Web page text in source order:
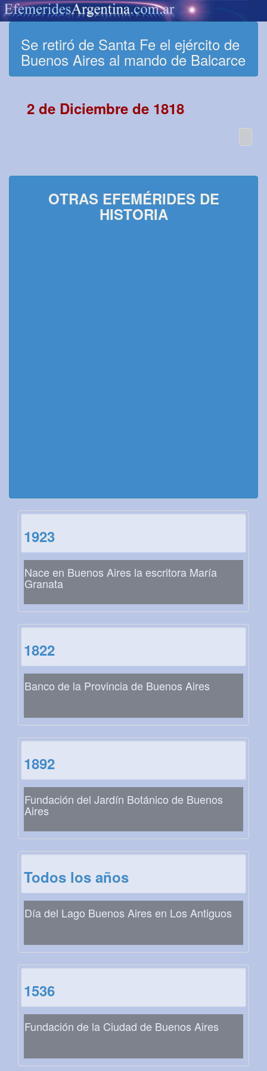
Se retiró de Santa Fe el ejército de
Buenos Aires al mando de Balcarce
2 de Diciembre de 1818
OTRAS EFEMÉRIDES DE
HISTORIA
1923
Nace en Buenos Aires la escritora María
Granata
1822
Banco de la Provincia de Buenos Aires
1892
Fundación del Jardín Botánico de Buenos
Aires
Todos los años
Día del Lago Buenos Aires en Los Antiguos
1536
Fundación de la Ciudad de Buenos Aires